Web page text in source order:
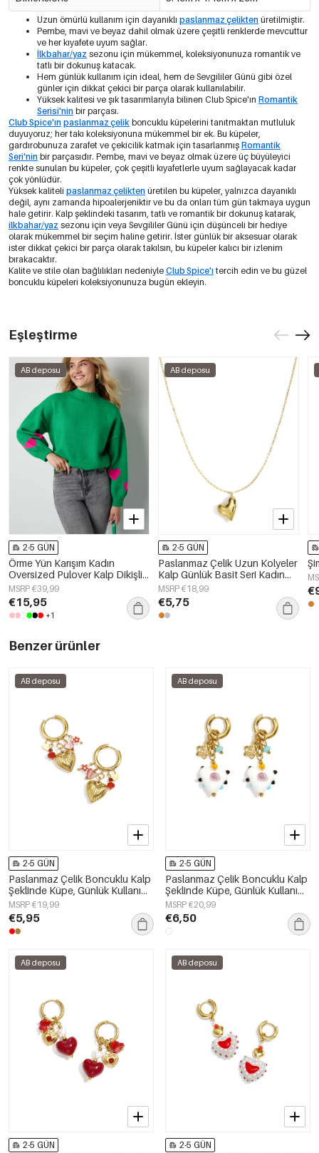
Uzun ömürlü kullanım için dayanıklı paslanmaz çelikten üretilmiştir.
Pembe, mavi ve beyaz dahil olmak üzere çeşitli renklerde mevcuttur
ve her kıyafete uyum sağlar.
İlkbahar/yaz sezonu için mükemmel, koleksiyonunuza romantik ve
tatlı bir dokunuş katacak.
Hem günlük kullanım için ideal, hem de Sevgililer Günü gibi özel
günler için dikkat çekici bir parça olarak kullanılabilir.
Yüksek kalitesi ve şık tasarımlarıyla bilinen Club Spice'ın Romantik
Serisi'nin bir parçası.
Club Spice'ın paslanmaz çelik boncuklu küpelerini tanıtmaktan mutluluk
duyuyoruz; her takı koleksiyonuna mükemmel bir ek. Bu küpeler,
gardırobunuza zarafet ve çekicilik katmak için tasarlanmış Romantik
Seri'nin bir parçasıdır. Pembe, mavi ve beyaz olmak üzere üç büyüleyici
renkte sunulan bu küpeler, çok çeşitli kıyafetlerle uyum sağlayacak kadar
çok yönlüdür.
Yüksek kaliteli paslanmaz çelikten üretilen bu küpeler, yalnızca dayanıklı
değil, aynı zamanda hipoalerjeniktir ve bu da onları tüm gün takmaya uygun
hale getirir. Kalp şeklindeki tasarım, tatlı ve romantik bir dokunuş katarak,
ilkbahar/yaz sezonu için veya Sevgililer Günü için düşünceli bir hediye
olarak mükemmel bir seçim haline getirir. İster günlük bir aksesuar olarak
ister dikkat çekici bir parça olarak takılsın, bu küpeler kalıcı bir izlenim
bırakacaktır.
Kalite ve stile olan bağlılıkları nedeniyle Club Spice'ı tercih edin ve bu güzel
boncuklu küpeleri koleksiyonunuza bugün ekleyin.
Eşleştirme
AB deposu
2-5 GÜN
Örme Yün Karışım Kadın
Oversized Pulover Kalp Dikişli
Tasarım
MSRP €39,99
€15,95
+1
AB deposu
2-5 GÜN
Paslanmaz Çelik Uzun Kolyeler
Kalp Günlük Basit Seri Kadın
Takıları
MSRP €18,99
€5,75
Benzer ürünler
AB deposu
2-5 GÜN
Paslanmaz Çelik Boncuklu Kalp
Şeklinde Küpe, Günlük Kullanım
İçin Romantik Seri, Kadın Takıları
MSRP €19,99
€5,95
AB deposu
2-5 GÜN
Paslanmaz Çelik Boncuklu Kalp
Şeklinde Küpe, Günlük Kullanım
İçin Romantik Seri, Kadın Takıları
MSRP €20,99
€6,50
AB deposu
2-5 GÜN
AB deposu
2-5 GÜN